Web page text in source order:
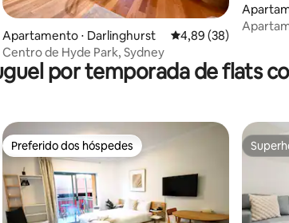
média de 5, 528 avaliações
Apartamento ⋅ Darlinghurst 4,89 de uma
4,89 (38)
Centro de Hyde Park, Sydney
por temporada de flats
Preferido dos hóspedes
Preferido dos hóspedes